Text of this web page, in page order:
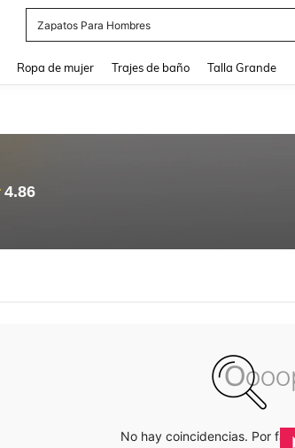
Zapatos Para Hombres
Ropa de mujer Trajes de baño Talla Grande
4.86
No hay coincidencias. Por